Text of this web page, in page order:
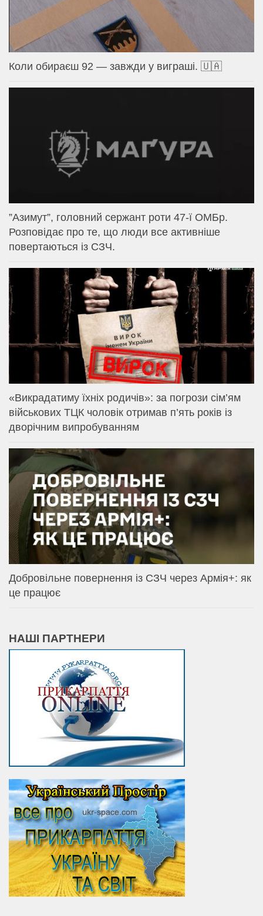
Коли обираєш 92 — завжди у виграші. 🇺🇦
⁨”Азимут”, головний сержант роти 47-ї ОМБр.
Розповідає про те, що люди все активніше
повертаються із СЗЧ.
«Викрадатиму їхніх родичів»: за погрози сім’ям
військових ТЦК чоловік отримав п’ять років із
дворічним випробуванням
Добровільне повернення із СЗЧ через Армія+: як
це працює
НАШІ ПАРТНЕРИ